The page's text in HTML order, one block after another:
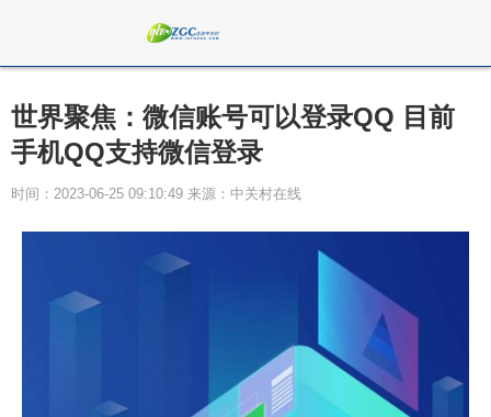
世界聚焦：微信账号可以登录QQ 目前
手机QQ支持微信登录
时间：2023-06-25 09:10:49 来源：中关村在线